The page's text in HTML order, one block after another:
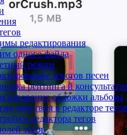
редактирования
одного файла
режим
текстов песен
рейтинга и
обложки альбома
действия в редакторе тегов
редактора тегов
тегов